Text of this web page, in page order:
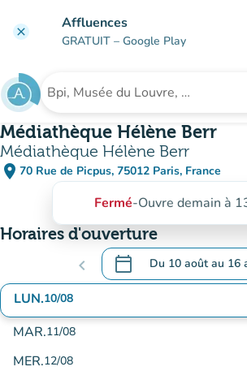
clear Affluences
GRATUIT – Google Play
Rechercher un établissement
Médiathèque Hélène Berr
Médiathèque Hélène Berr
place 70 Rue de Picpus, 75012 Paris, France
(ouvrir dans Google Maps)
(nouvel onglet)
Fermé-Ouvre demain à
Horaires d'ouverture
chevron_left calendar_today Du 10 aoûtau 16
.Ouvrir le calendrier
LUN.10/08
MAR.11/08
MER.12/08